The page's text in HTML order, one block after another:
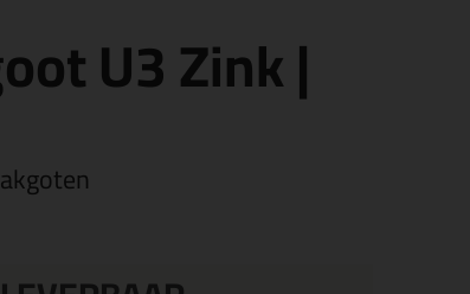
U3 Zink |